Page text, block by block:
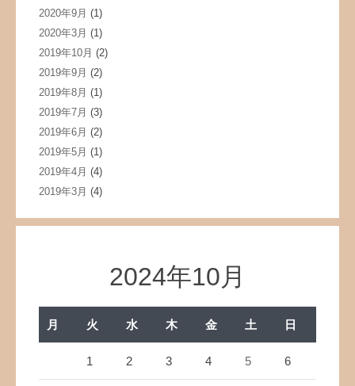
2020年9月 (1)
2020年3月 (1)
2019年10月 (2)
2019年9月 (2)
2019年8月 (1)
2019年7月 (3)
2019年6月 (2)
2019年5月 (1)
2019年4月 (4)
2019年3月 (4)
2024年10月
月 火 水 木 金 土 日
1 2 3 4 5 6